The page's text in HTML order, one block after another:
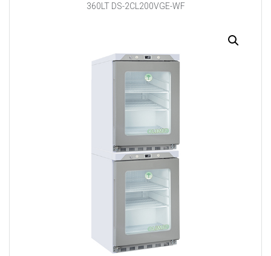
360LT DS-2CL200VGE-WF